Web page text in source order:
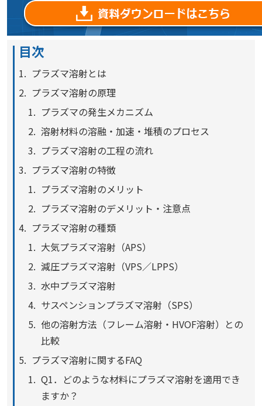
目次
プラズマ溶射とは
プラズマ溶射の原理
プラズマの発生メカニズム
溶射材料の溶融・加速・堆積のプロセス
プラズマ溶射の工程の流れ
プラズマ溶射の特徴
プラズマ溶射のメリット
プラズマ溶射のデメリット・注意点
プラズマ溶射の種類
大気プラズマ溶射（APS）
減圧プラズマ溶射（VPS／LPPS）
水中プラズマ溶射
サスペンションプラズマ溶射（SPS）
他の溶射方法（フレーム溶射・HVOF溶射）との
比較
プラズマ溶射に関するFAQ
Q1．どのような材料にプラズマ溶射を適用でき
ますか？